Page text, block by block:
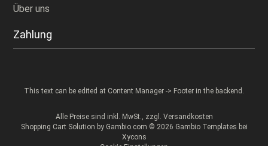
Über uns
Zahlung
This text can be edited at Content Manager -> Footer in the backend.
Alle Preise sind inkl. MwSt., zzgl. Versandkosten
Shopping Cart Solution by Gambio.com © 2026 Gambio Templates bei
Xycons